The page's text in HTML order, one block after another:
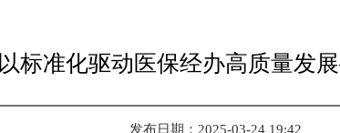
以标准化驱动医保经办高质量发
发布日期：2025-03-24 19:42